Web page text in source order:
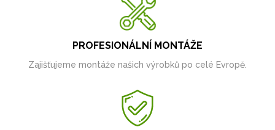
PROFESIONÁLNÍ MONTÁŽE
Zajišťujeme montáže našich výrobků po celé Evropě.